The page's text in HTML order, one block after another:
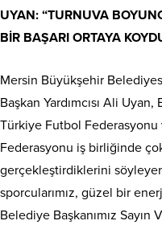
UYAN: “TURNUVA
BİR BAŞARI ORTAYA
Mersin Büyükşehir
Başkan Yardımcısı Ali
Türkiye Futbol
Federasyonu iş birliğinde
gerçekleştirdiklerini
sporcularımız, güzel bir
Belediye Başkanımız